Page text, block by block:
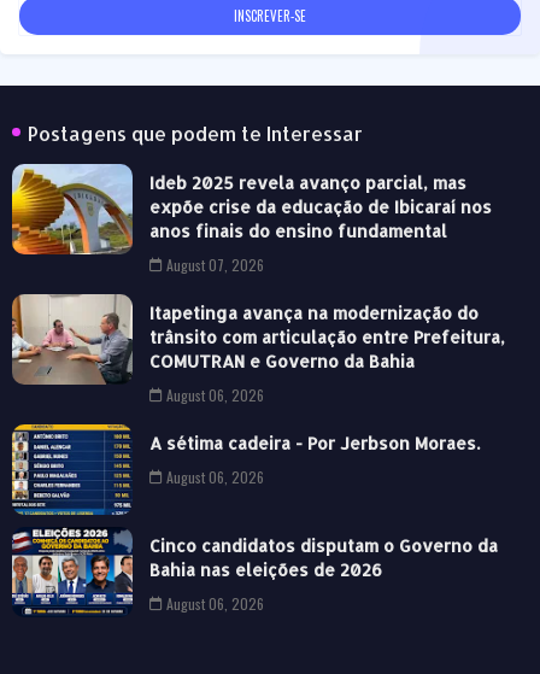
Postagens que podem te Interessar
Ideb 2025 revela avanço parcial, mas
expõe crise da educação de Ibicaraí nos
anos finais do ensino fundamental
August 07, 2026
Itapetinga avança na modernização do
trânsito com articulação entre Prefeitura,
COMUTRAN e Governo da Bahia
August 06, 2026
A sétima cadeira - Por Jerbson Moraes.
August 06, 2026
Cinco candidatos disputam o Governo da
Bahia nas eleições de 2026
August 06, 2026